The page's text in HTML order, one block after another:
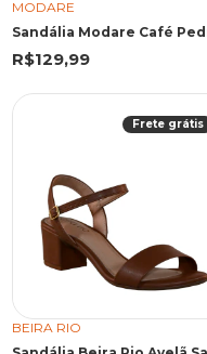
MODARE
R$129,99
Frete grátis
BEIRA RIO